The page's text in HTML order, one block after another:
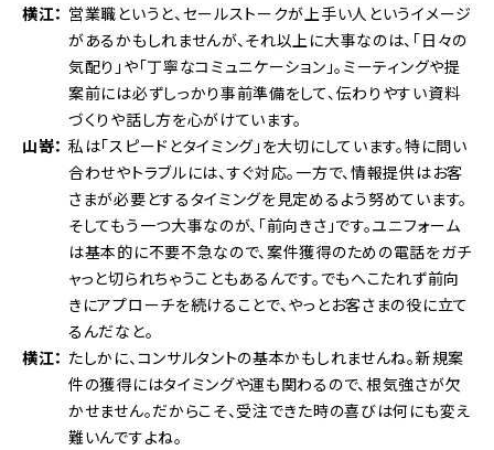
横江
営業職というと、セールストークが上手い人というイメージ
があるかもしれませんが、それ以上に大事なのは、「日々の
気配り」や「丁寧なコミュニケーション」。ミーティングや提
案前には必ずしっかり事前準備をして、伝わりやすい資料
づくりや話し方を心がけています。
山嵜
私は「スピードとタイミング」を大切にしています。特に問い
合わせやトラブルには、すぐ対応。一方で、情報提供はお客
さまが必要とするタイミングを見定めるよう努めています。
そしてもう一つ大事なのが、「前向きさ」です。ユニフォーム
は基本的に不要不急なので、案件獲得のための電話をガチ
ャっと切られちゃうこともあるんです。でもへこたれず前向
きにアプローチを続けることで、やっとお客さまの役に立て
るんだなと。
横江
たしかに、コンサルタントの基本かもしれませんね。新規案
件の獲得にはタイミングや運も関わるので、根気強さが欠
かせません。だからこそ、受注できた時の喜びは何にも変え
難いんですよね。